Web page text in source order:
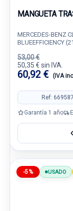
MANGUETA
MERCEDES-BENZ
BLUEEFFICIENCY
53,00 €
50,35 € sin IVA.
60,92 € (IVA
Ref:
Garantía 1 año
-5% USADO